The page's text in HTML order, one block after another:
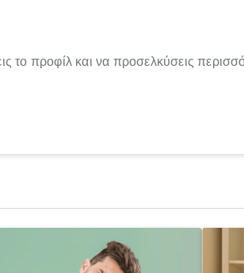
το προφίλ και να προσελκύσεις